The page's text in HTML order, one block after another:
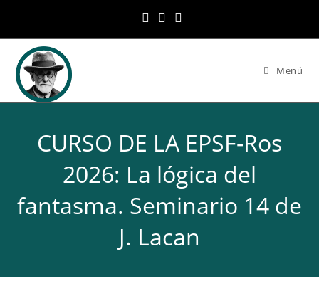
contenido
Menú
CURSO DE LA EPSF-Ros
2026: La lógica del
fantasma. Seminario 14 de
J. Lacan